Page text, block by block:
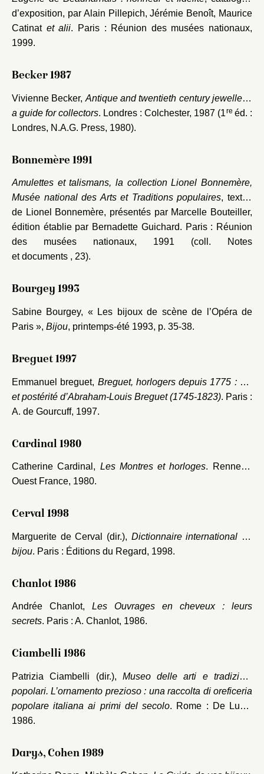
d’exposition, par Alain Pillepich, Jérémie Benoît, Maurice
Catinat et alii. Paris : Réunion des musées nationaux,
1999.
Becker 1987
Vivienne Becker, Antique and twentieth century jewellery:
a guide for collectors. Londres : Colchester, 1987 (1re éd. :
Londres, N.A.G. Press, 1980).
Bonnemère 1991
Amulettes et talismans, la collection Lionel Bonnemère,
Musée national des Arts et Traditions populaires, textes
de Lionel Bonnemère, présentés par Marcelle Bouteiller,
édition établie par Bernadette Guichard. Paris : Réunion
des musées nationaux, 1991 (coll. Notes
et documents , 23).
Bourgey 1993
Sabine Bourgey, « Les bijoux de scène de l’Opéra de
Paris », Bijou, printemps-été 1993, p. 35-38.
Breguet 1997
Emmanuel breguet, Breguet, horlogers depuis 1775 : vie
et postérité d’Abraham-Louis Breguet (1745-1823). Paris :
A. de Gourcuff, 1997.
Cardinal 1980
Catherine Cardinal, Les Montres et horloges. Rennes :
Ouest France, 1980.
Cerval 1998
Marguerite de Cerval (dir.), Dictionnaire international du
bijou. Paris : Éditions du Regard, 1998.
Chanlot 1986
Andrée Chanlot, Les Ouvrages en cheveux : leurs
secrets. Paris : A. Chanlot, 1986.
Ciambelli 1986
Patrizia Ciambelli (dir.), Museo delle arti e tradizioni
popolari. L’ornamento prezioso : una raccolta di oreficeria
popolare italiana ai primi del secolo. Rome : De Luca,
1986.
Darys, Cohen 1989